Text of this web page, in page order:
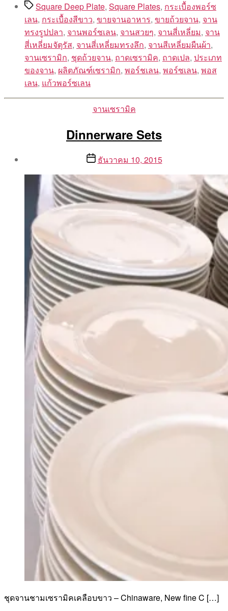
TagsSquare Deep Plate, Square Plates, กระเบื้องพอร์ซ
เลน, กระเบื้องสีขาว, ขายจานอาหาร, ขายถ้วยจาน, จาน
ทรงรูปปลา, จานพอร์ซเลน, จานสวยๆ, จานสี่เหลี่ยม, จาน
สี่เหลี่ยมจัตุรัส, จานสี่เหลี่ยมทรงลึก, จานสีเหลี่ยมผืนผ้า,
จานเซรามิก, ชุดถ้วยจาน, ถาดเซรามิค, ถาดเปล, ประเภท
ของจาน, ผลิตภัณฑ์เซรามิก, พอร์ชเลน, พอร์ซเลน, พอส
เลน, แก้วพอร์ซเลน
Categories
จานเซรามิค
Dinnerware Sets
By
Aea
Postธันวาคม 10, 2015
ชุดจานชามเซรามิคเคลือบขาว – Chinaware, New fine C […]